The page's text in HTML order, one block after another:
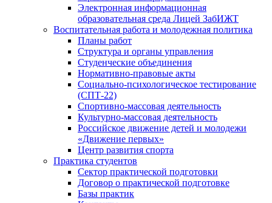
Электронная информационная
образовательная среда Лицей ЗабИЖТ
Воспитательная работа и молодежная политика
Планы работ
Структура и органы управления
Студенческие объединения
Нормативно-правовые акты
Социально-психологическое тестирование
(СПТ-22)
Спортивно-массовая деятельность
Культурно-массовая деятельность
Российское движение детей и молодежи
«Движение первых»
Центр развития спорта
Практика студентов
Сектор практической подготовки
Договор о практической подготовке
Базы практик